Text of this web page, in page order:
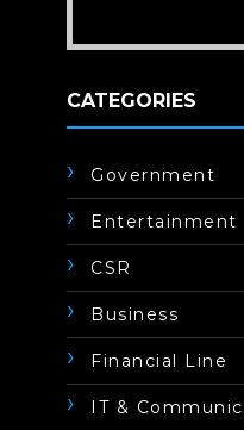
CATEGORIES
Government
Entertainment
CSR
Business
Financial Line
IT &